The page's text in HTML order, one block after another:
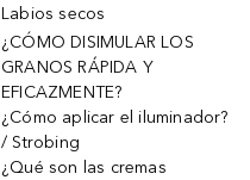
Labios secos
¿CÓMO DISIMULAR LOS
GRANOS RÁPIDA Y
EFICAZMENTE?
¿Cómo aplicar el iluminador?
/ Strobing
¿Qué son las cremas